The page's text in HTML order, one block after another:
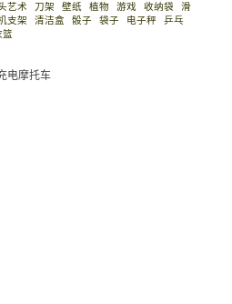
艺术 刀架 壁纸 植物 游戏 收纳袋
滑
支架 清洁盒 骰子 袋子 电子秤
乒乓
篮
电摩托车